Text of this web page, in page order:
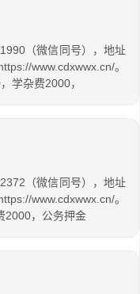
（微信同号），地址
www.cdxwwx.cn/。
学杂费2000，
（微信同号），地址
www.cdxwwx.cn/。
2000，公务押金